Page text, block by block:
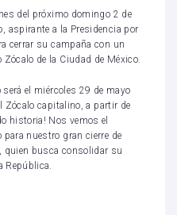
del próximo domingo 2 de
aspirante a la Presidencia por
cerrar su campaña con un
de la Ciudad de México.
el miércoles 29 de mayo
Zócalo capitalino, a partir de
historia! Nos vemos el
nuestro gran cierre de
quien busca consolidar su
República.